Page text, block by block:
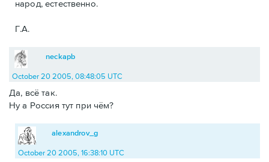
народ, естественно.
Г.А.
neckapb
October 20 2005, 08:48:05 UTC
Да, всё так.
Ну а Россия тут при чём?
alexandrov_g
October 20 2005, 16:38:10 UTC